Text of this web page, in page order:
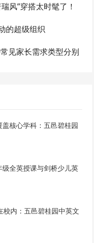
风”穿搭太时髦了！
的超级组织
见家长需求类型分别
核心学科：五邑碧桂园
全英授课与剑桥少儿英
内：五邑碧桂园中英文